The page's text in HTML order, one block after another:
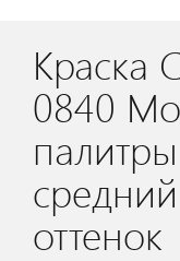
Краска
0840
оттенок